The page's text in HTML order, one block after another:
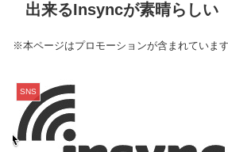
出来るInsyncが素晴らしい
※本ページはプロモーションが含まれています
SNS